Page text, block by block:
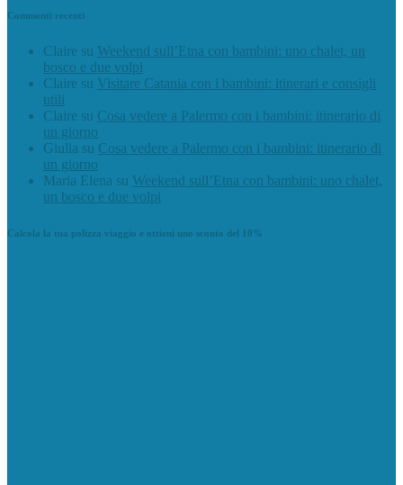
Commenti recenti
Claire su Weekend sull’Etna con bambini: uno chalet, un
bosco e due volpi
Claire su Visitare Catania con i bambini: itinerari e consigli
utili
Claire su Cosa vedere a Palermo con i bambini: itinerario di
un giorno
Giulia su Cosa vedere a Palermo con i bambini: itinerario di
un giorno
Maria Elena su Weekend sull’Etna con bambini: uno chalet,
un bosco e due volpi
Calcola la tua polizza viaggio e ottieni uno sconto del 10%